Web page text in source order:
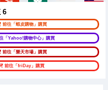
6
前往「蝦皮購物」購買
「Yahoo!購物中心」購買
前往「樂天市場」購買
前往「friDay」購買